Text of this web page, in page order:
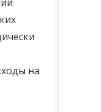
на